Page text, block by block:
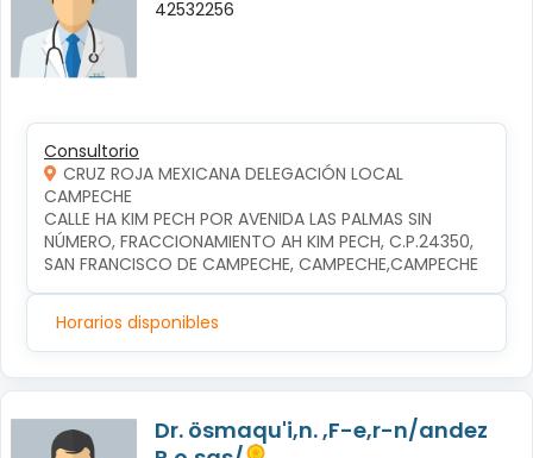
42532256
Consultorio
CRUZ ROJA MEXICANA DELEGACIÓN LOCAL
CAMPECHE
CALLE HA KIM PECH POR AVENIDA LAS PALMAS SIN
NÚMERO, FRACCIONAMIENTO AH KIM PECH, C.P.24350,
SAN FRANCISCO DE CAMPECHE, CAMPECHE,CAMPECHE
Horarios disponibles
Dr. ösmaqu'i,n. ,F-e,r-n/andez